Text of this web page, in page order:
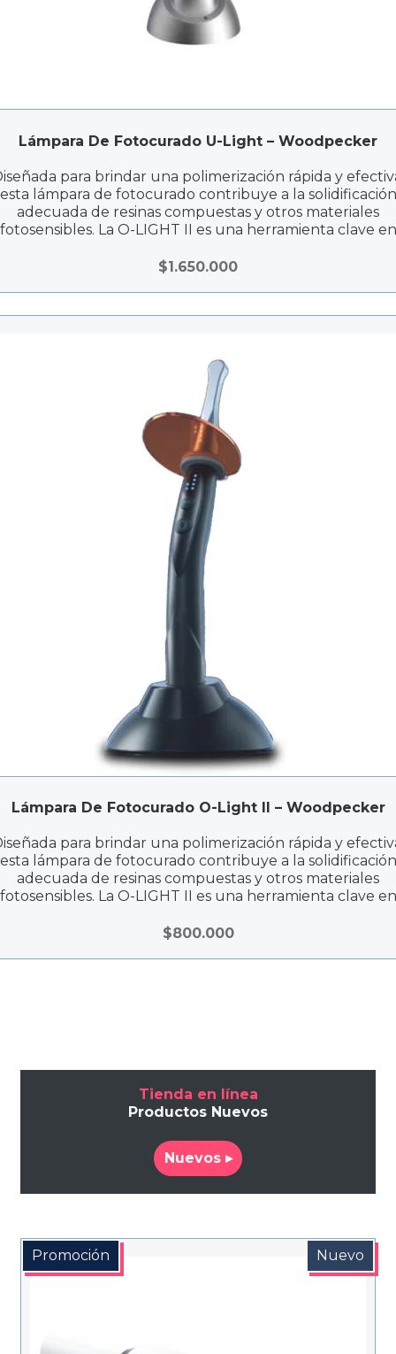
Lámpara De Fotocurado U-Light – Woodpecker
para brindar una polimerización rápida y
esta lámpara de fotocurado contribuye a la solidificación
adecuada de resinas compuestas y otros materiales
fotosensibles. La O-LIGHT II es una herramienta clave en
duraderos y estéticos.
$1.650.000
Lámpara De Fotocurado O-Light II – Woodpecker
para brindar una polimerización rápida y
esta lámpara de fotocurado contribuye a la solidificación
adecuada de resinas compuestas y otros materiales
fotosensibles. La O-LIGHT II es una herramienta clave en
duraderos y estéticos.
$800.000
Tienda en línea
Productos Nuevos
Nuevos ▸
Nuevo
Promoción